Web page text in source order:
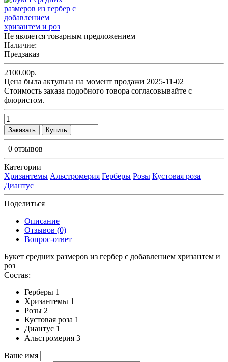
Не является товарным предложением
Наличие:
Предзаказ
2100.00р.
Цена была актульна на момент продажи 2025-11-02
Cтоимость заказа подобного товора согласовывайте с
флористом.
Заказать Купить
0 отзывов
Категории
Хризантемы Альстромерия Герберы Розы Кустовая роза
Диантус
Поделиться
Описание
Отзывов (0)
Вопрос-ответ
Букет средних размеров из гербер c добавлением хризантем и
роз
Состав:
Герберы 1
Хризантемы 1
Розы 2
Кустовая роза 1
Диантус 1
Альстромерия 3
Ваше имя